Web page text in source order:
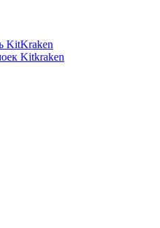
KitKraken
Kitkraken